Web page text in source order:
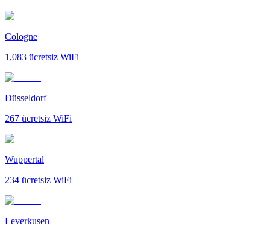
Cologne
1,083 ücretsiz WiFi
Düsseldorf
267 ücretsiz WiFi
Wuppertal
234 ücretsiz WiFi
Leverkusen